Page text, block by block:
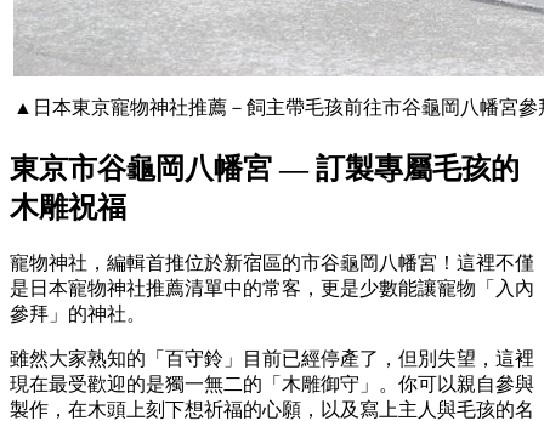
▲日本東京寵物神社推薦－飼主帶毛孩前往市谷龜岡八幡宮
東京市谷龜岡八幡宮 — 訂製專屬毛孩的
木雕祝福
寵物神社，編輯首推位於新宿區的市谷龜岡八幡宮！這裡不僅
是日本寵物神社推薦清單中的常客，更是少數能讓寵物「入內
參拜」的神社。
雖然大家熟知的「百守鈴」目前已經停產了，但別失望，這裡
現在最受歡迎的是獨一無二的「木雕御守」。你可以親自參與
製作，在木頭上刻下想祈福的心願，以及寫上主人與毛孩的名